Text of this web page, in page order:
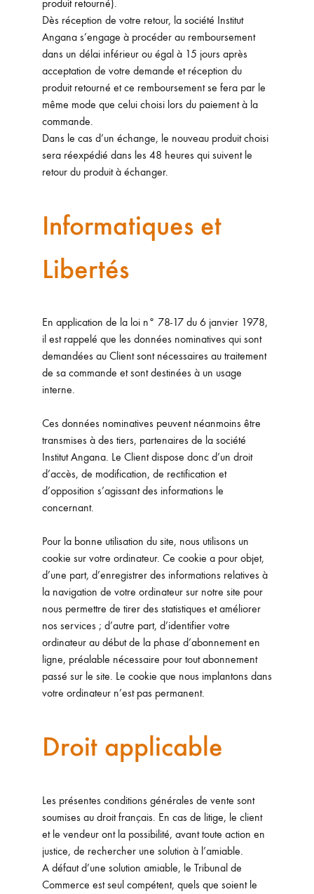
produit retourné).
Dès réception de votre retour, la société Institut
Angana s’engage à procéder au remboursement
dans un délai inférieur ou égal à 15 jours après
acceptation de votre demande et réception du
produit retourné et ce remboursement se fera par le
même mode que celui choisi lors du paiement à la
commande.
Dans le cas d’un échange, le nouveau produit choisi
sera réexpédié dans les 48 heures qui suivent le
retour du produit à échanger.
Informatiques et
Libertés
En application de la loi n° 78-17 du 6 janvier 1978,
il est rappelé que les données nominatives qui sont
demandées au Client sont nécessaires au traitement
de sa commande et sont destinées à un usage
interne.
Ces données nominatives peuvent néanmoins être
transmises à des tiers, partenaires de la société
Institut Angana. Le Client dispose donc d’un droit
d’accès, de modification, de rectification et
d’opposition s’agissant des informations le
concernant.
Pour la bonne utilisation du site, nous utilisons un
cookie sur votre ordinateur. Ce cookie a pour objet,
d’une part, d’enregistrer des informations relatives à
la navigation de votre ordinateur sur notre site pour
nous permettre de tirer des statistiques et améliorer
nos services ; d’autre part, d’identifier votre
ordinateur au début de la phase d’abonnement en
ligne, préalable nécessaire pour tout abonnement
passé sur le site. Le cookie que nous implantons dans
votre ordinateur n’est pas permanent.
Droit applicable
Les présentes conditions générales de vente sont
soumises au droit français. En cas de litige, le client
et le vendeur ont la possibilité, avant toute action en
justice, de rechercher une solution à l’amiable.
A défaut d’une solution amiable, le Tribunal de
Commerce est seul compétent, quels que soient le